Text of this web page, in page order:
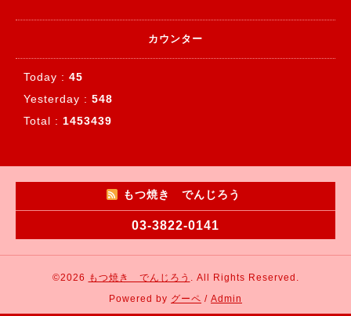
カウンター
Today : 45
Yesterday : 548
Total : 1453439
もつ焼き でんじろう
03-3822-0141
©2026 もつ焼き でんじろう . All Rights Reserved.
Powered by グーペ / Admin